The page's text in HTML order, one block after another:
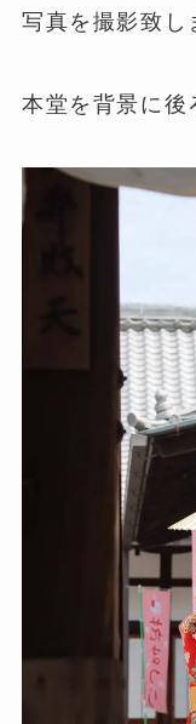
写真を撮影致し
本堂を背景に後